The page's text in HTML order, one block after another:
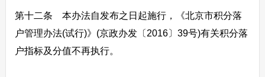
第十二条 本办法自发布之日起施行，《北京市积分落
户管理办法(试行)》(京政办发〔2016〕39号)有关积分落
户指标及分值不再执行。